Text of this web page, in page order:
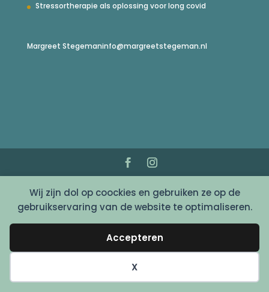
Wij zijn dol op coockies en gebruiken ze op de
gebruikservaring van de website te optimaliseren.
Accepteren
X
Stressortherapie als oplossing voor long covid
Margreet Stegemaninfo@margreetstegeman.nl
© Copyright 2022 - Margreet Stegeman